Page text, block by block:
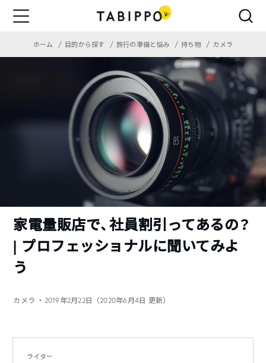
ホーム 目的から探す 旅行の準備と悩み 持ち物 カメラ
家電量販店で、社員割引ってあるの？
| プロフェッショナルに聞いてみよ
う
カメラ ・2019年2月22日（2020年6月4日 更新）
ライター